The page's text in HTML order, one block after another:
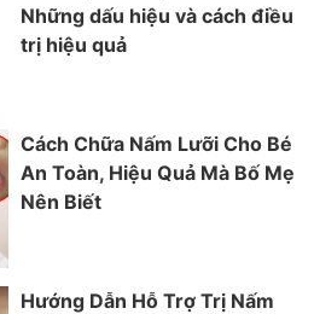
Những dấu hiệu và cách điều
trị hiệu quả
Cách Chữa Nấm Lưỡi Cho Bé
An Toàn, Hiệu Quả Mà Bố Mẹ
Nên Biết
Hướng Dẫn Hỗ Trợ Trị Nấm